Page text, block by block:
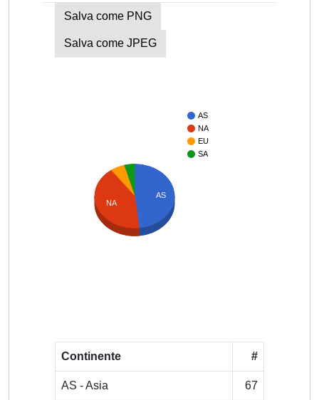
Salva come PNG
Salva come JPEG
AS
NA
EU
SA
AS
NA
Continente #
AS - Asia 67